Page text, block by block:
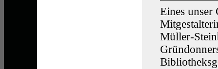
Eines
Müller-